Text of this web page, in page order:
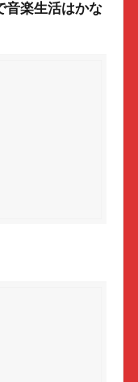
音楽生活はかな